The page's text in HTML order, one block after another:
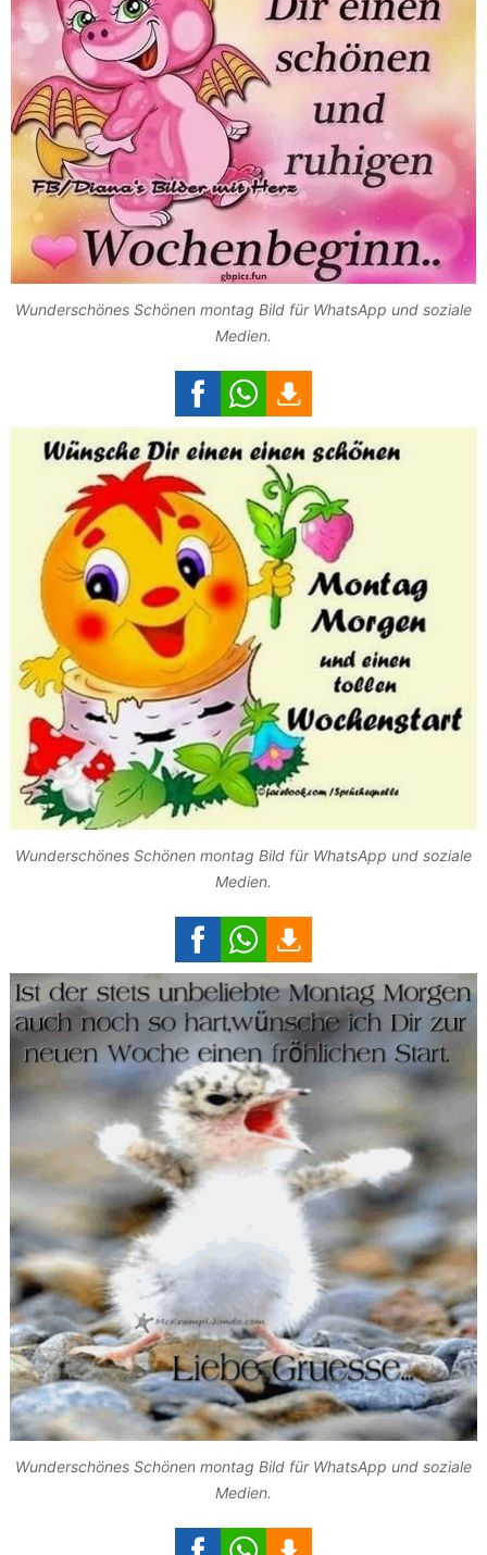
Wunderschönes Schönen montag Bild für WhatsApp und soziale
Medien.
Wunderschönes Schönen montag Bild für WhatsApp und soziale
Medien.
Wunderschönes Schönen montag Bild für WhatsApp und soziale
Medien.